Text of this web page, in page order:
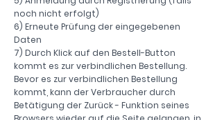
noch nicht erfolgt)
6) Erneute Prüfung der eingegebenen
Daten
7) Durch Klick auf den Bestell-Button
kommt es zur verbindlichen Bestellung.
Bevor es zur verbindlichen Bestellung
kommt, kann der Verbraucher durch
Betätigung der Zurück - Funktion seines